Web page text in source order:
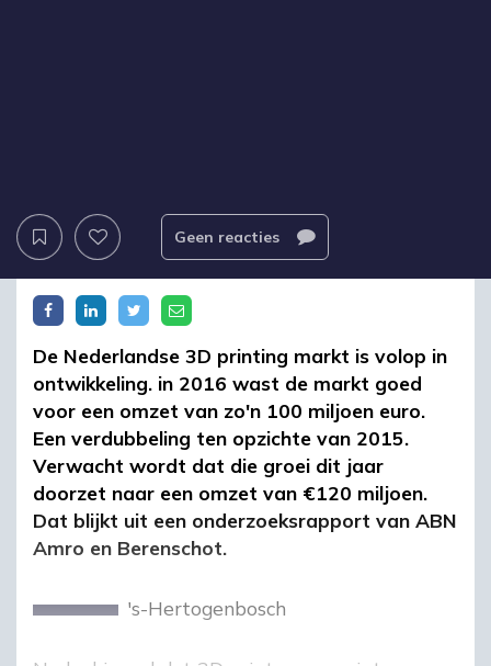
Geen reacties
De Nederlandse 3D printing markt is volop in
ontwikkeling. in 2016 wast de markt goed
voor een omzet van zo'n 100 miljoen euro.
Een verdubbeling ten opzichte van 2015.
Verwacht wordt dat die groei dit jaar
doorzet naar een omzet van €120 miljoen.
Dat blijkt uit een onderzoeksrapport van ABN
Amro en Berenschot.
's-Hertogenbosch